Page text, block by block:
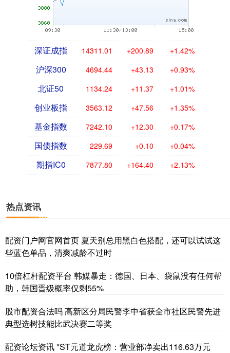
深证成指 14311.01 +200.89 +1.42%
沪深300 4694.44 +43.13 +0.93%
北证50 1134.24 +11.37 +1.01%
创业板指 3563.12 +47.56 +1.35%
基金指数 7242.10 +12.30 +0.17%
国债指数 229.69 +0.10 +0.04%
期指IC0 7877.80 +164.40 +2.13%
热点资讯
配资门户网官网首页 夏天别总用黑白色搭配，还可以试试这
些蓝色单品，清爽减龄不过时
10倍杠杆配资平台 韩媒暴走：德国、日本、袋鼠没有任何帮
助，韩国晋级概率仅剩55%
股市配资合法吗 高新区分局民警李中省获全市社区民警先进
典型选树技能比武决赛二等奖
配资论坛资讯 *ST元道龙虎榜：营业部净卖出116.63万元